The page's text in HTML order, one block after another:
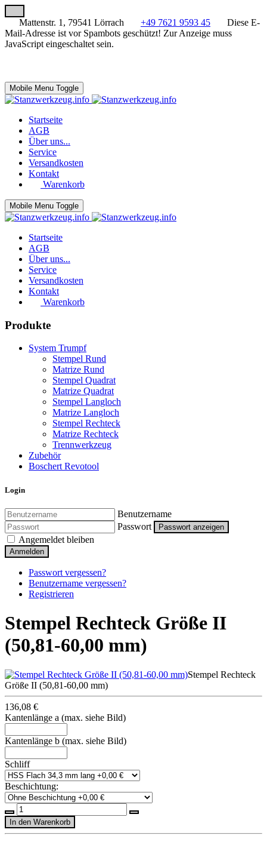
Mattenstr. 1, 79541 Lörrach +49 7621 9593 45
Diese E-
Mail-Adresse ist vor Spambots geschützt! Zur Anzeige muss
JavaScript eingeschaltet sein.
Mobile Menu Toggle
Startseite
AGB
Über uns...
Service
Versandkosten
Kontakt
Warenkorb
Mobile Menu Toggle
Startseite
AGB
Über uns...
Service
Versandkosten
Kontakt
Warenkorb
Produkte
System Trumpf
Stempel Rund
Matrize Rund
Stempel Quadrat
Matrize Quadrat
Stempel Langloch
Matrize Langloch
Stempel Rechteck
Matrize Rechteck
Trennwerkzeug
Zubehör
Boschert Revotool
Login
Benutzername
Passwort
Passwort anzeigen
Angemeldet bleiben
Anmelden
Passwort vergessen?
Benutzername vergessen?
Registrieren
Stempel Rechteck Größe II
(50,81-60,00 mm)
Stempel Rechteck
Größe II (50,81-60,00 mm)
136,08 €
Kantenlänge a (max. siehe Bild)
Kantenlänge b (max. siehe Bild)
Schliff
Beschichtung: